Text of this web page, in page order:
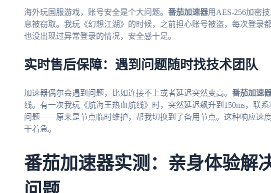
海外玩国服游戏，账号安全是个大问题。 番茄加速器用AES-256加密
息被窃取。我玩《幻想江湖》的时候，之前担心账号被盗，每次登录
也没出现过异常登录的情况，安全感十足。
实时售后保障：遇到问题随时找技术团队
加速器偶尔会遇到问题，比如连接不上或者延迟突然变高。 番茄加速
线。有一次我玩《航海王热血航线》时，突然延迟飙升到150ms，联
问题——原来是节点临时维护，帮我切换到了备用节点。这种响应速
干着急。
番茄加速器实测：亲身体验解